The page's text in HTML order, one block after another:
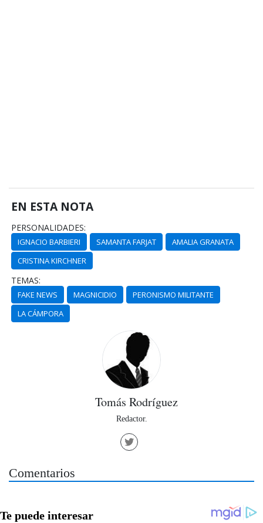
EN ESTA NOTA
PERSONALIDADES:
IGNACIO BARBIERI SAMANTA FARJAT
AMALIA GRANATA
CRISTINA KIRCHNER
TEMAS:
FAKE NEWS MAGNICIDIO
PERONISMO MILITANTE
LA CÁMPORA
Tomás Rodríguez
Redactor.
Comentarios